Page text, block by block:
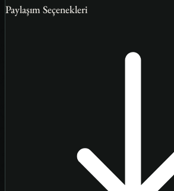
Paylaşım Seçenekleri